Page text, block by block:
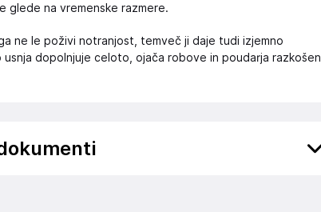
glede na vremenske razmere.
ne le poživi notranjost, temveč ji daje tudi izjemno
dopolnjuje celoto, ojača robove in poudarja razkošen